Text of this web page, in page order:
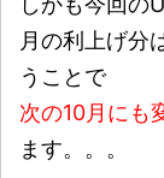
月の利上げ分
うことで
次の10月にも
ます。。。